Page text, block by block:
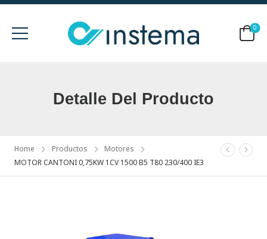
0
Detalle Del Producto
Home Productos
Motores
MOTOR CANTONI 0,75KW 1CV 1500 B5 T80 230/400 IE3